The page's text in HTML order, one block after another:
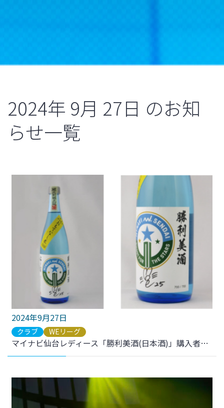
2024年 9月 27日 のお知
らせ一覧
2024年9月27日
クラブ WEリーグ
マイナビ仙台レディース「勝利美酒(日本酒)」購入者プレゼント企画当選者発表